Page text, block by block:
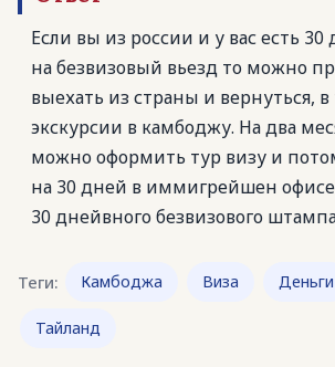
Если вы из россии и у вас есть
на безвизовый вьезд то можно
выехать из страны и вернуться,
экскурсии в камбоджу. На два
можно оформить тур визу и
на 30 дней в иммигрейшен офисе
30 днейвного безвизового
Теги: Камбоджа Виза Деньги
Тайланд